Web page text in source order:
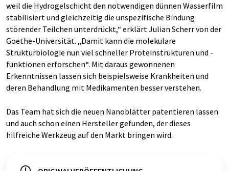
weil die Hydrogelschicht den notwendigen dünnen Wasserfilm
stabilisiert und gleichzeitig die unspezifische Bindung
störender Teilchen unterdrückt,“ erklärt Julian Scherr von der
Goethe-Universität. „Damit kann die molekulare
Strukturbiologie nun viel schneller Proteinstrukturen und -
funktionen erforschen“. Mit daraus gewonnenen
Erkenntnissen lassen sich beispielsweise Krankheiten und
deren Behandlung mit Medikamenten besser verstehen.
Das Team hat sich die neuen Nanoblätter patentieren lassen
und auch schon einen Hersteller gefunden, der dieses
hilfreiche Werkzeug auf den Markt bringen wird.